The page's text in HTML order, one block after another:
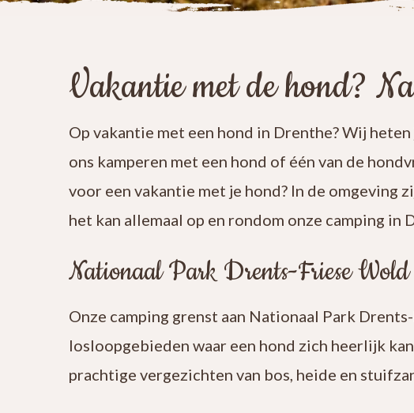
Vakantie met de hond?
Op vakantie met een hond in Drenthe? Wij
ons kamperen met een hond of één van de
voor een vakantie met je hond? In de omgeving
het kan allemaal op en rondom onze camping in
Nationaal Park Drents-Friese Wold
Onze camping grenst aan Nationaal Park
losloopgebieden waar een hond zich heerlijk
prachtige vergezichten van bos, heide en